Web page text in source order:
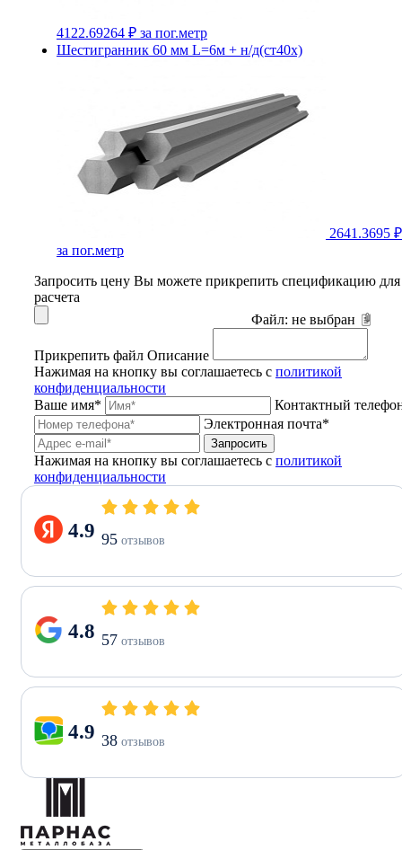
4122.69264 ₽ за пог.метр
Шестигранник 60 мм L=6м + н/д(ст40х)
2641.3695 ₽
за пог.метр
Запросить цену Вы можете прикрепить спецификацию для
расчета
Файл: не выбран
Прикрепить файл Описание
Нажимая на кнопку вы соглашаетесь с политикой
конфиденциальности
Ваше имя*
Контактный
Электронная почта*
Запросить
Нажимая на кнопку вы соглашаетесь с политикой
конфиденциальности
4.9 95 отзывов
4.8 57 отзывов
4.9 38 отзывов